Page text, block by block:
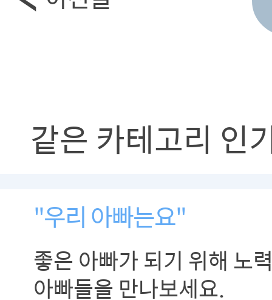
같은 카테고리 인
"우리 아빠는요"
좋은 아빠가 되기 위해 노
아빠들을 만나보세요.